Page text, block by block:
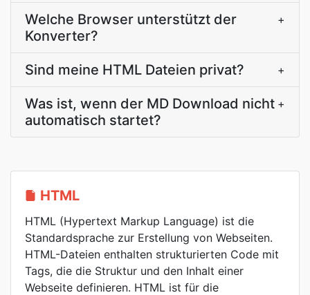
Welche Browser unterstützt der
Konverter?
+
Sind meine HTML Dateien privat? +
Was ist, wenn der MD Download nicht
automatisch startet?
+
HTML
HTML (Hypertext Markup Language) ist die
Standardsprache zur Erstellung von Webseiten.
HTML-Dateien enthalten strukturierten Code mit
Tags, die die Struktur und den Inhalt einer
Webseite definieren. HTML ist für die